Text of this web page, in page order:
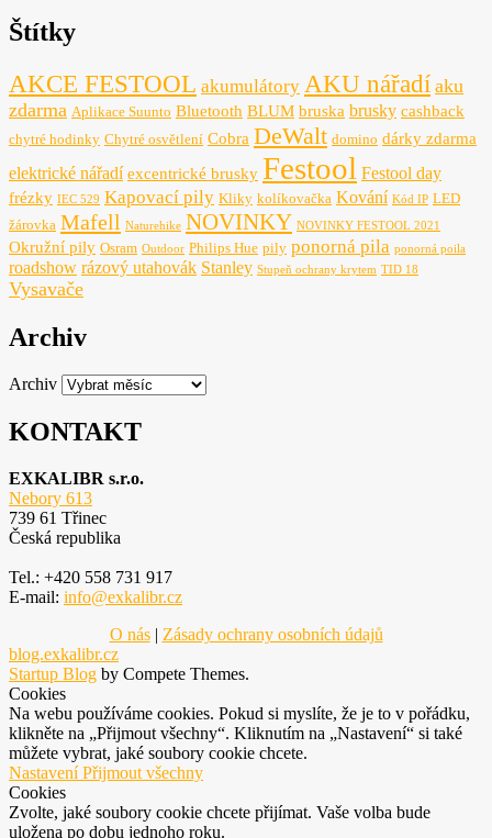
Štítky
AKCE FESTOOL akumulátory AKU nářadí aku
zdarma Aplikace Suunto Bluetooth BLUM bruska brusky cashback
chytré hodinky Chytré osvětlení Cobra DeWalt domino dárky zdarma
elektrické nářadí excentrické brusky Festool Festool day
frézky IEC 529 Kapovací pily Kliky kolíkovačka Kování Kód IP LED
žárovka Mafell Naturehike NOVINKY NOVINKY FESTOOL 2021
Okružní pily Osram Outdoor Philips Hue pily ponorná pila ponorná poila
roadshow rázový utahovák Stanley Stupeň ochrany krytem TID 18
Vysavače
Archiv
Archiv
KONTAKT
EXKALIBR s.r.o.
Nebory 613
739 61 Třinec
Česká republika
Tel.: +420 558 731 917
E-mail: info@exkalibr.cz
O nás| Zásady ochrany osobních údajů
blog.exkalibr.cz
Startup Blog by Compete Themes.
Cookies
Na webu používáme cookies. Pokud si myslíte, že je to v pořádku,
klikněte na „Přijmout všechny“. Kliknutím na „Nastavení“ si také
můžete vybrat, jaké soubory cookie chcete.
NastaveníPřijmout všechny
Cookies
Zvolte, jaké soubory cookie chcete přijímat. Vaše volba bude
uložena po dobu jednoho roku.